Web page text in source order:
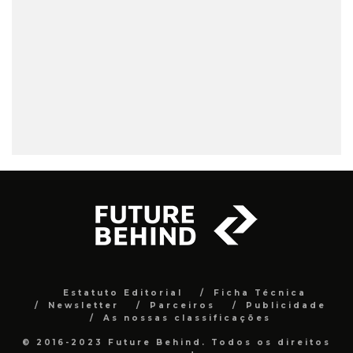
Estatuto Editorial
Ficha Técnica
Newsletter
Parceiros
Publicidade
As nossas classificações
© 2016-2023 Future Behind. Todos os direitos